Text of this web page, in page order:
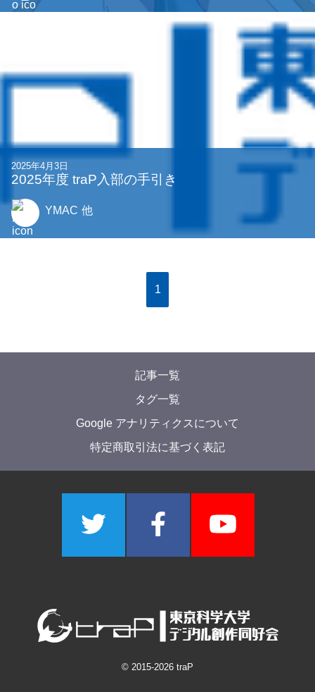
2025年4月3日
2025年度 traP入部の手引き
YMAC 他
1
記事一覧
タグ一覧
Google アナリティクスについて
特定商取引法に基づく表記
© 2015-2026 traP